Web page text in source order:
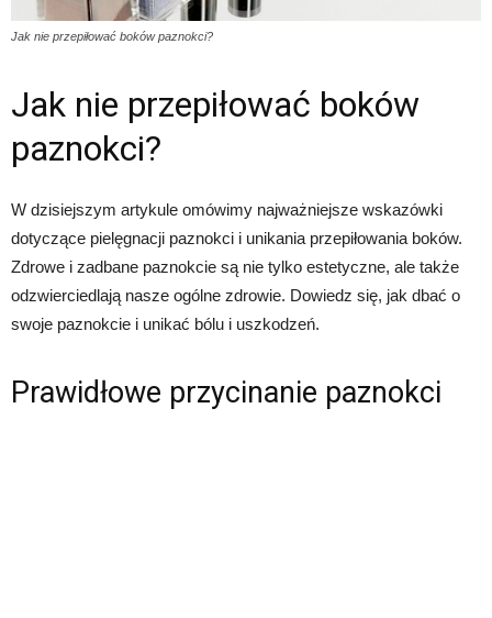
Jak nie przepiłować boków paznokci?
Jak nie przepiłować boków
paznokci?
W dzisiejszym artykule omówimy najważniejsze wskazówki
dotyczące pielęgnacji paznokci i unikania przepiłowania boków.
Zdrowe i zadbane paznokcie są nie tylko estetyczne, ale także
odzwierciedlają nasze ogólne zdrowie. Dowiedz się, jak dbać o
swoje paznokcie i unikać bólu i uszkodzeń.
Prawidłowe przycinanie paznokci